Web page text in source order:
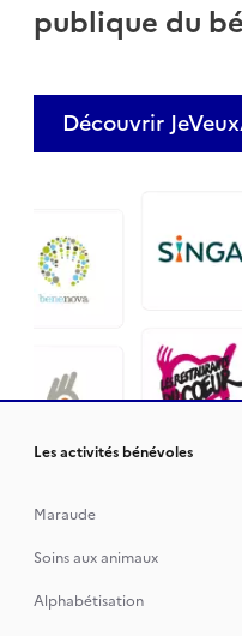
publique du
Découvrir
Les activités bénévoles
Maraude
Soins aux animaux
Alphabétisation